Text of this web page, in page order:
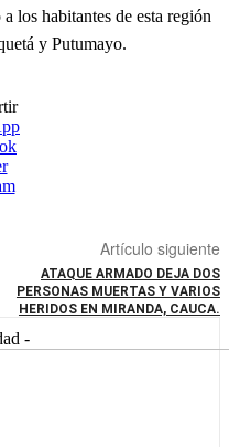
los habitantes de esta región
y Putumayo.
Artículo siguiente
ATAQUE ARMADO DEJA DOS
PERSONAS MUERTAS Y VARIOS
HERIDOS EN MIRANDA, CAUCA.
-